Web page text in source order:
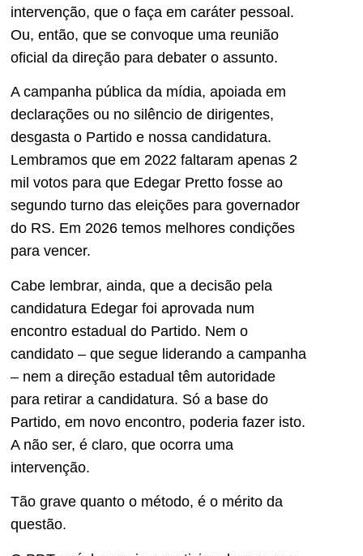
intervenção, que o faça em caráter pessoal.
Ou, então, que se convoque uma reunião
oficial da direção para debater o assunto.
A campanha pública da mídia, apoiada em
declarações ou no silêncio de dirigentes,
desgasta o Partido e nossa candidatura.
Lembramos que em 2022 faltaram apenas 2
mil votos para que Edegar Pretto fosse ao
segundo turno das eleições para governador
do RS. Em 2026 temos melhores condições
para vencer.
Cabe lembrar, ainda, que a decisão pela
candidatura Edegar foi aprovada num
encontro estadual do Partido. Nem o
candidato – que segue liderando a campanha
– nem a direção estadual têm autoridade
para retirar a candidatura. Só a base do
Partido, em novo encontro, poderia fazer isto.
A não ser, é claro, que ocorra uma
intervenção.
Tão grave quanto o método, é o mérito da
questão.